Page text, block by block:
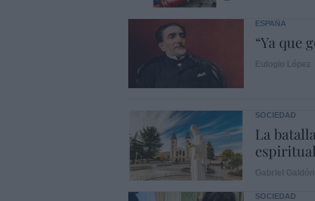
ESPAÑA
“Ya que
SOCIEDAD
La
SOCIEDAD